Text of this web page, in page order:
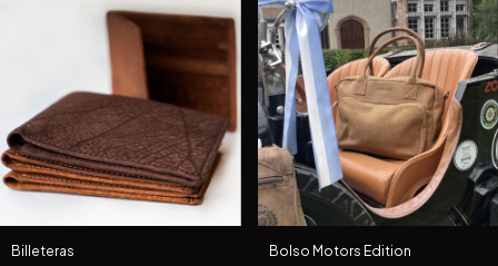
Billeteras Bolso Motors Edition